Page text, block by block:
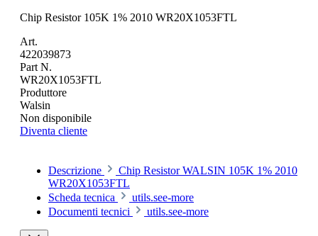
Chip Resistor 105K 1% 2010 WR20X1053FTL
Art.
422039873
Part N.
WR20X1053FTL
Produttore
Walsin
Non disponibile
Diventa cliente
Descrizione
Chip Resistor WALSIN 105K 1% 2010
WR20X1053FTL
Scheda tecnica
utils.see-more
Documenti tecnici
utils.see-more